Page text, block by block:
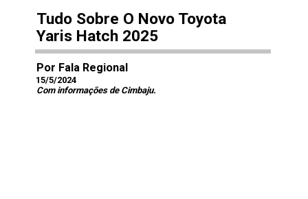
Por Fala Regional
15/5/2024
Tudo Sobre O Novo Toyota
Yaris Hatch 2025
Com informações de Cimbaju.